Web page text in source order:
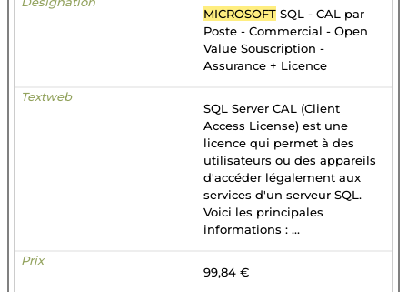
MICROSOFT SQL - CAL par
Poste - Commercial - Open
Value Souscription -
Assurance + Licence
SQL Server CAL (Client
Access License) est une
licence qui permet à des
utilisateurs ou des appareils
d'accéder légalement aux
services d'un serveur SQL.
Voici les principales
informations : ...
99,84 €